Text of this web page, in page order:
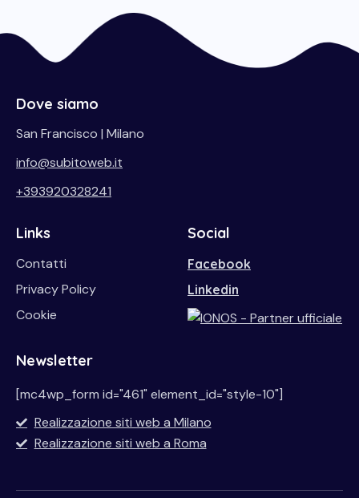
Dove siamo
San Francisco | Milano
info@subitoweb.it
+393920328241
Links
Contatti
Privacy Policy
Cookie
Social
Facebook
Linkedin
Newsletter
[mc4wp_form id="461" element_id="style-10"]
Realizzazione siti web a Milano
Realizzazione siti web a Roma